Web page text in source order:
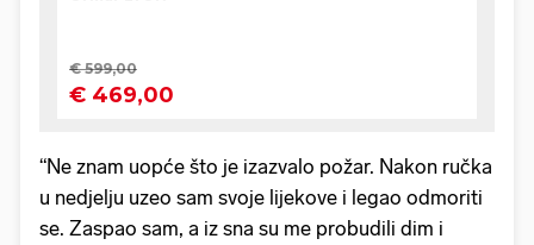
“Ne znam uopće što je izazvalo požar. Nakon ručka
u nedjelju uzeo sam svoje lijekove i legao odmoriti
se. Zaspao sam, a iz sna su me probudili dim i